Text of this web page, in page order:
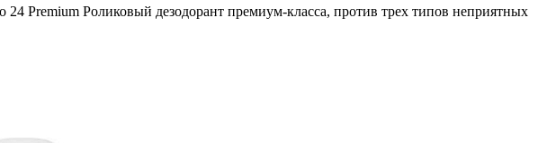
24 Premium Роликовый дезодорант премиум-класса, против трех типов неприятных